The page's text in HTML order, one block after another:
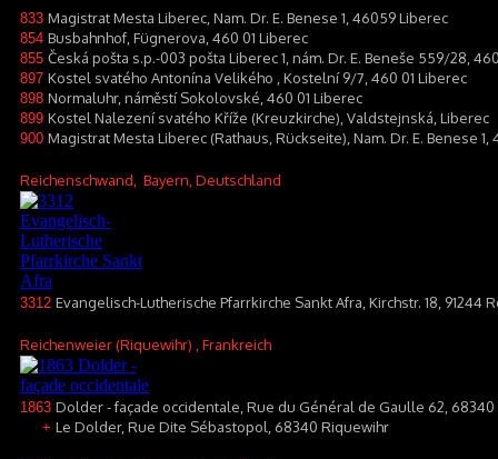
833 Magistrat Mesta Liberec, Nam. Dr. E. Benese 1, 46059 Liberec
854 Busbahnhof, Fügnerova, 460 01 Liberec
855 Česká pošta s.p.-003 pošta Liberec 1, nám. Dr. E. Beneše 559/28,
897 Kostel svatého Antonína Velikého , Kostelní 9/7, 460 01 Liberec
898 Normaluhr, náměstí Sokolovské, 460 01 Liberec
899 Kostel Nalezení svatého Kříže (Kreuzkirche), Valdstejnská, Liberec
900 Magistrat Mesta Liberec (Rathaus, Rückseite), Nam. Dr. E. Benese 1,
Reichenschwand , Bayern, Deutschland
3312 Evangelisch-Lutherische Pfarrkirche Sankt Afra, Kirchstr. 18, 91244
Reichenweier (Riquewihr) , Frankreich
1863 Dolder - façade occidentale, Rue du Général de Gaulle 62,
+ Le Dolder, Rue Dite Sébastopol, 68340 Riquewihr